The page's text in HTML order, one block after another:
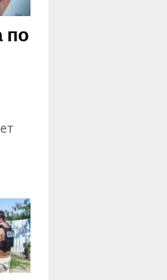
по